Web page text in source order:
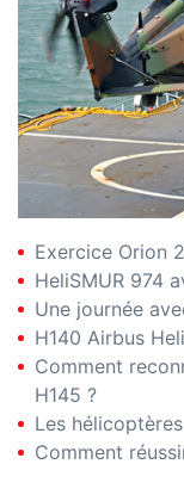
Exercice Orion
HeliSMUR 974
Une journée
H140 Airbus
Comment
H145 ?
Les
Comment